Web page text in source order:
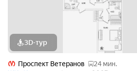
3D-тур
Проспект Ветеранов
24 мин.